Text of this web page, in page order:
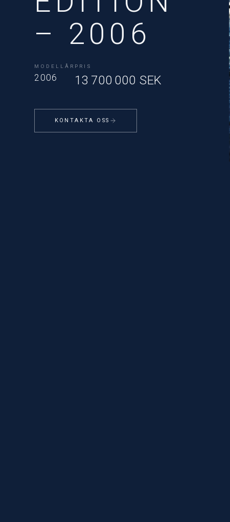
– 2006
MODELLÅR
2006
PRIS
13 700 000 SEK
KONTAKTA OSS